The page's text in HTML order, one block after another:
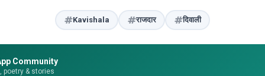
Kavishala राजदार दिवाली
Community
poetry & stories